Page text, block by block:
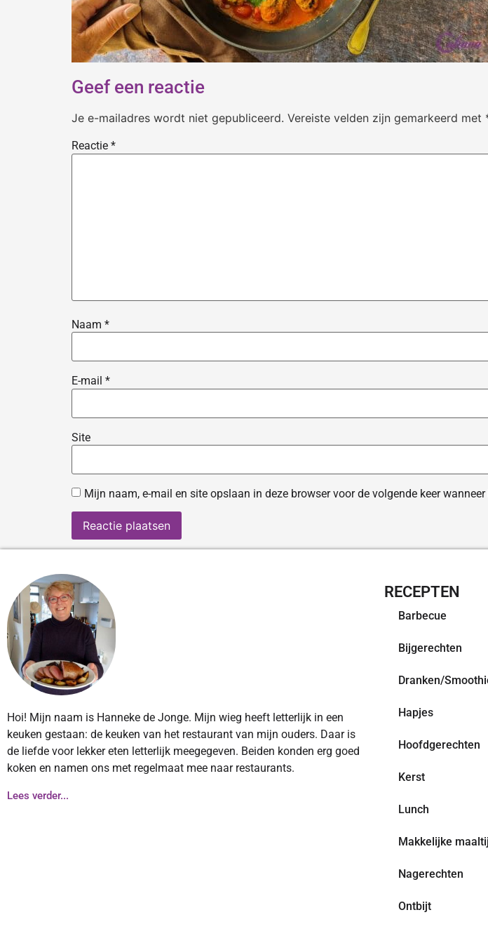
Geef een reactie
Je e-mailadres wordt niet gepubliceerd. Vereiste velden zijn gemarkeerd met
Reactie *
Naam *
E-mail *
Site
Mijn naam, e-mail en site opslaan in deze browser voor de volgende keer
Hoi! Mijn naam is Hanneke de Jonge. Mijn wieg heeft letterlijk in een
keuken gestaan: de keuken van het restaurant van mijn ouders. Daar is
de liefde voor lekker eten letterlijk meegegeven. Beiden konden erg goed
koken en namen ons met regelmaat mee naar restaurants.
Lees verder...
RECEPTEN
Barbecue
Bijgerechten
Dranken/
Hapjes
Hoofdgerechten
Kerst
Lunch
Makkelijke
Nagerechten
Ontbijt